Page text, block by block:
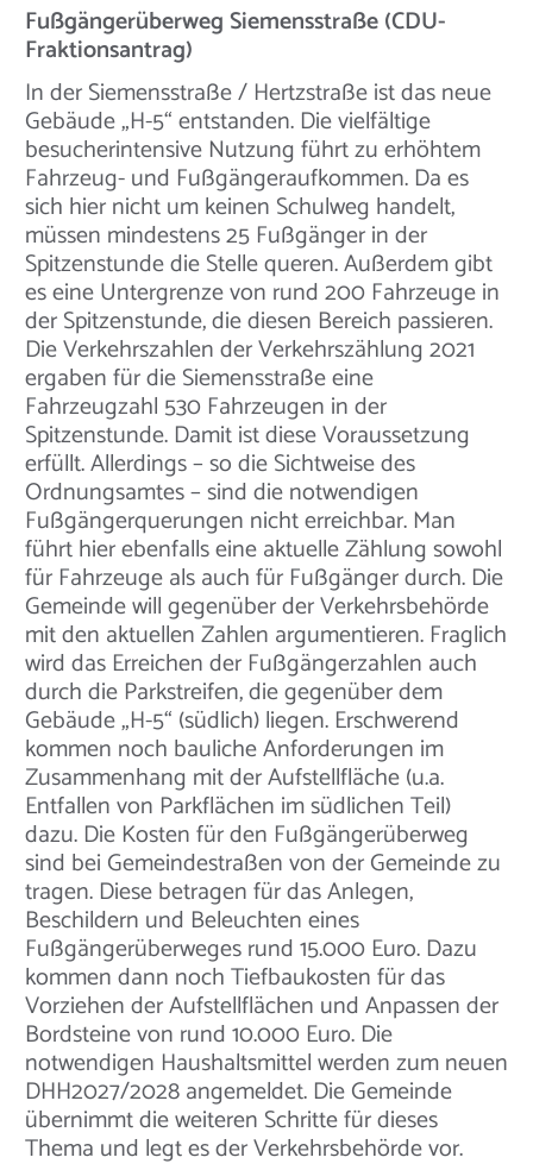
Fußgängerüberweg Siemensstraße (CDU-
Fraktionsantrag)
In der Siemensstraße / Hertzstraße ist das neue
Gebäude „H-5“ entstanden. Die vielfältige
besucherintensive Nutzung führt zu erhöhtem
Fahrzeug- und Fußgängeraufkommen. Da es
sich hier nicht um keinen Schulweg handelt,
müssen mindestens 25 Fußgänger in der
Spitzenstunde die Stelle queren. Außerdem gibt
es eine Untergrenze von rund 200 Fahrzeuge in
der Spitzenstunde, die diesen Bereich passieren.
Die Verkehrszahlen der Verkehrszählung 2021
ergaben für die Siemensstraße eine
Fahrzeugzahl 530 Fahrzeugen in der
Spitzenstunde. Damit ist diese Voraussetzung
erfüllt. Allerdings – so die Sichtweise des
Ordnungsamtes – sind die notwendigen
Fußgängerquerungen nicht erreichbar. Man
führt hier ebenfalls eine aktuelle Zählung sowohl
für Fahrzeuge als auch für Fußgänger durch. Die
Gemeinde will gegenüber der Verkehrsbehörde
mit den aktuellen Zahlen argumentieren. Fraglich
wird das Erreichen der Fußgängerzahlen auch
durch die Parkstreifen, die gegenüber dem
Gebäude „H-5“ (südlich) liegen. Erschwerend
kommen noch bauliche Anforderungen im
Zusammenhang mit der Aufstellfläche (u.a.
Entfallen von Parkflächen im südlichen Teil)
dazu. Die Kosten für den Fußgängerüberweg
sind bei Gemeindestraßen von der Gemeinde zu
tragen. Diese betragen für das Anlegen,
Beschildern und Beleuchten eines
Fußgängerüberweges rund 15.000 Euro. Dazu
kommen dann noch Tiefbaukosten für das
Vorziehen der Aufstellflächen und Anpassen der
Bordsteine von rund 10.000 Euro. Die
notwendigen Haushaltsmittel werden zum neuen
DHH2027/2028 angemeldet. Die Gemeinde
übernimmt die weiteren Schritte für dieses
Thema und legt es der Verkehrsbehörde vor.